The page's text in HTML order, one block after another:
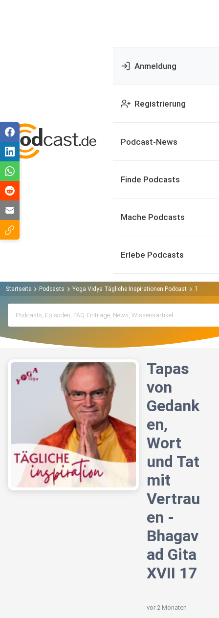
Anmeldung
Registrierung
Podcast-News
Finde Podcasts
Mache Podcasts
Erlebe Podcasts
Startseite Podcasts Yoga Vidya Tägliche Inspirationen Podcast Tapas
Tapas
von
Gedank
en,
Wort
und Tat
mit
Vertrau
en -
Bhagav
ad Gita
XVII 17
vor 2 Monaten